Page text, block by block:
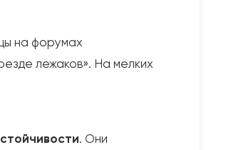
на форумах
лежаков». На мелких
. Они